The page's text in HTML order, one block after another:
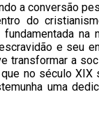
a conversão
do
e seu
transformar a
no século XIX
uma